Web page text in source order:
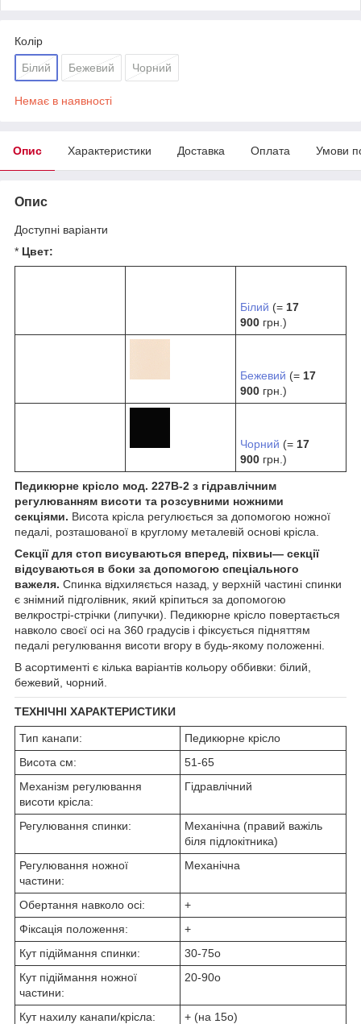
Колір
Білий Бежевий Чорний
Немає в наявності
Опис Характеристики Доставка Оплата Умови
Опис
Доступні варіанти
* Цвет:
Білий (= 17
900 грн.)
Бежевий (= 17
900 грн.)
Чорний (= 17
900 грн.)
Педикюрне крісло мод. 227В-2 з гідравлічним
регулюванням висоти та розсувними ножними
секціями. Висота крісла регулюється за допомогою ножної
педалі, розташованої в круглому металевій основі крісла.
Секції для стоп висуваються вперед, піхвиы— секції
відсуваються в боки за допомогою спеціального
важеля. Спинка відхиляється назад, у верхній частині спинки
є знімний підголівник, який кріпиться за допомогою
велкрострі-стрічки (липучки). Педикюрне крісло повертається
навколо своєї осі на 360 градусів і фіксується підняттям
педалі регулювання висоти вгору в будь-якому положенні.
В асортименті є кілька варіантів кольору оббивки: білий,
бежевий, чорний.
ТЕХНІЧНІ ХАРАКТЕРИСТИКИ
Тип канапи:
Педикюрне крісло
Висота см:
51-65
Механізм регулювання
висоти крісла:
Гідравлічний
Регулювання спинки:
Механічна (правий важіль
біля підлокітника)
Регулювання ножної
частини:
Механічна
Обертання навколо осі:
+
Фіксація положення:
+
Кут підіймання спинки:
30-75о
Кут підіймання ножної
частини:
20-90о
Кут нахилу канапи/крісла: + (на 15о)